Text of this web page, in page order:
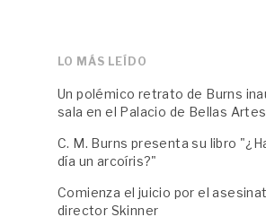
LO MÁS LEÍDO
Un polémico retrato de Burns
sala en el Palacio de Bellas Artes
C. M. Burns presenta su libro
día un arcoíris?"
Comienza el juicio por el
director Skinner